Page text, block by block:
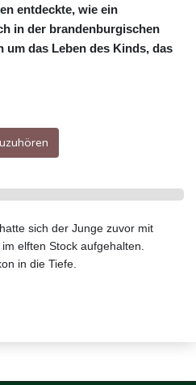
entdeckte, wie ein
in der brandenburgischen
um das Leben des Kinds, das
sich der Junge zuvor mit
elften Stock aufgehalten.
in die Tiefe.